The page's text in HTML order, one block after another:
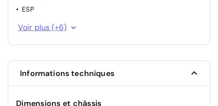
ESP
Aide au maintien dans la voie
électrochromique
Capteur de pression des pneus TPMS
Freinage automatique post-collision
piétons et cyclistes
Voir plus (+6)
Informations techniques
Dimensions et châssis